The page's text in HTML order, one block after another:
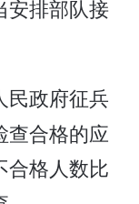
安排部队接
政府征兵
查合格的应
合格人数比